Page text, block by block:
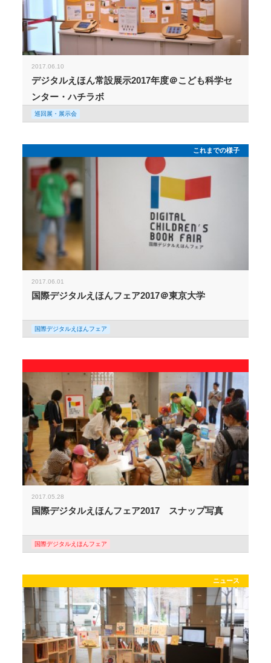
2017.06.10
デジタルえほん常設展示2017年度＠こども科学セ
ンター・ハチラボ
巡回展・展示会
これまでの様子
2017.06.01
国際デジタルえほんフェア2017＠東京大学
国際デジタルえほんフェア
2017.05.28
国際デジタルえほんフェア2017 スナップ写真
国際デジタルえほんフェア
ニュース